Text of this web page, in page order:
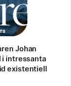
Johan
i intressanta
existentiell